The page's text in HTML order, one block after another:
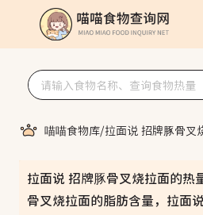
喵喵食物库/拉面说 招牌豚骨叉
拉面说 招牌豚骨叉烧拉面的热
骨叉烧拉面的脂肪含量，拉面